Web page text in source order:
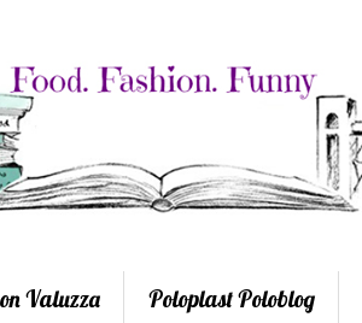
Valuzza Poloplast Poloblog